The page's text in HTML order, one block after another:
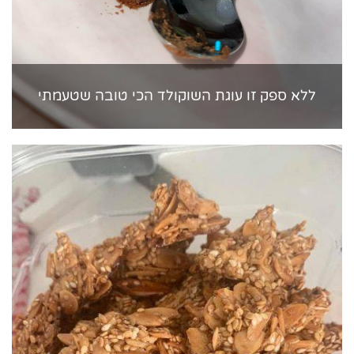
ללא ספק זו עוגת השוקולד הכי טובה שטעמתי